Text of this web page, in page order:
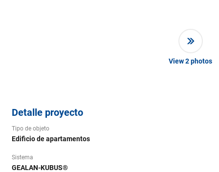
View2photos
Detalle proyecto
Tipo de objeto
Edificio de apartamentos
Sistema
GEALAN-KUBUS®